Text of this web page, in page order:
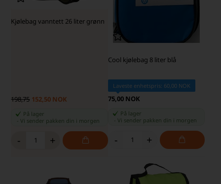
Kjølebag vanntett 26 liter grønn
198,75 152,50 NOK
På lager
-Vi sender pakken din i morgen
- +
Cool kjølebag 8 liter blå
Laveste enhetspris: 60,00 NOK
75,00 NOK
På lager
Vi sender pakken din i morgen
- +